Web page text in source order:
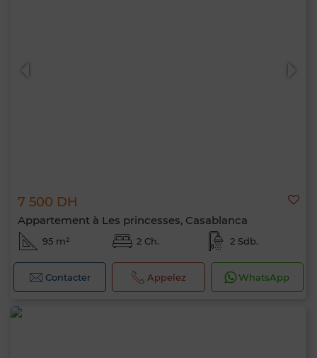
7 500 DH
Appartement à Les princesses, Casablanca
95 m² 2 Ch. 2 Sdb.
Contacter Appelez WhatsApp